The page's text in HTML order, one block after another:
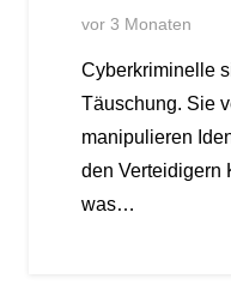
vor 3 Monaten
Cyberkriminelle
Täuschung. Sie
manipulieren
den Verteidigern
was…